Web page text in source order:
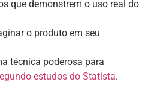
que demonstrem o uso real do
o produto em seu
técnica poderosa para
estudos do Statista.